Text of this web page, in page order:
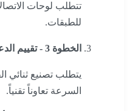
تتطلب لوحات الاتصالات
للطبقات.
الخطوة 3 - تقييم الدعم الهندسي
يتطلب تصنيع ثنائي
السرعة تعاوناً تقنياً.